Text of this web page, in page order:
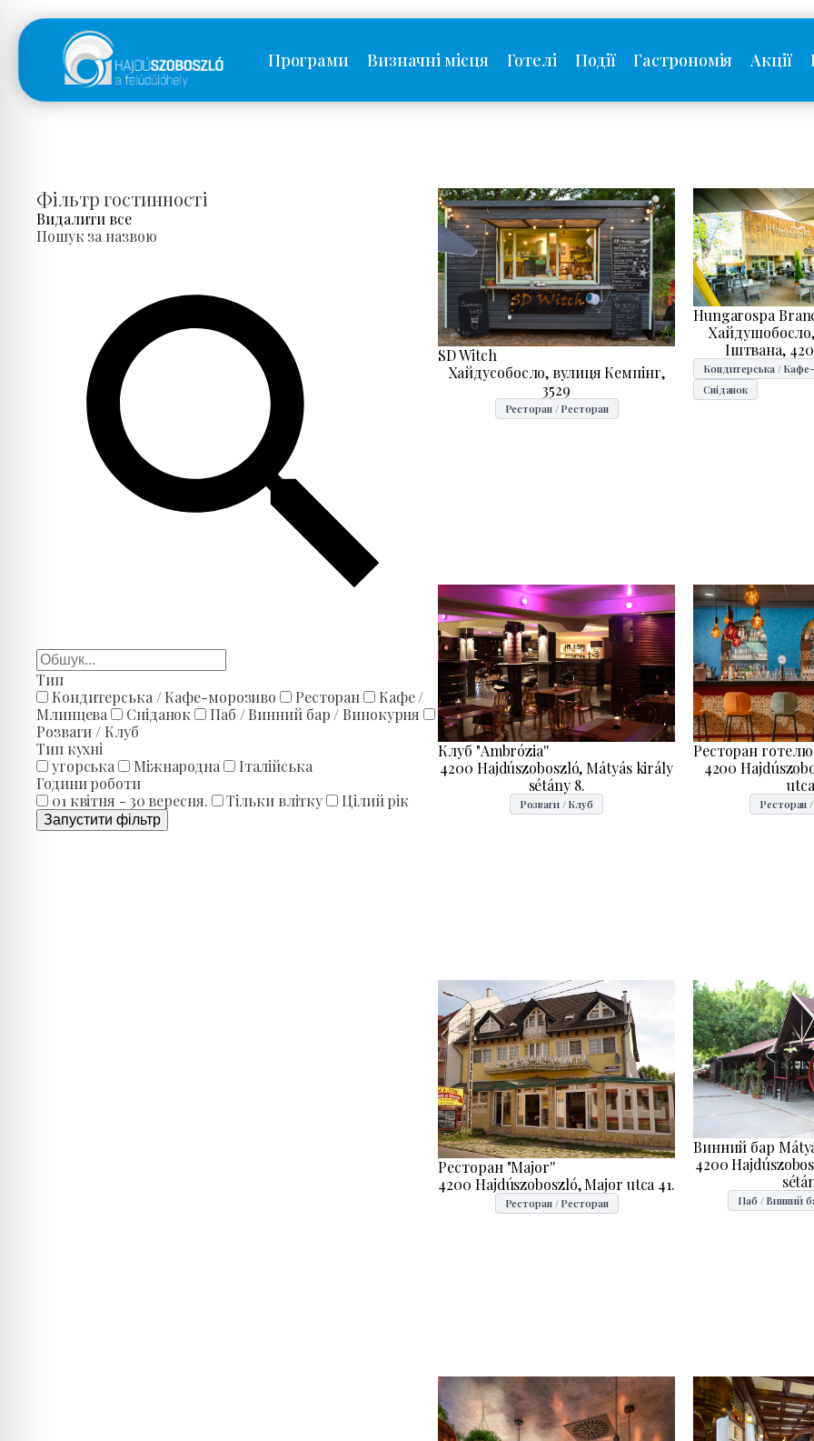
Програми Визначні місця Готелі Події Гастрономія Акції
Фільтр гостинності
Видалити все
Пошук за назвою
Тип
Кондитерська / Кафе-морозиво
Ресторан
Кафе /
Млинцева
Сніданок
Паб / Винний бар / Винокурня
Розваги / Клуб
Тип кухні
угорська
Міжнародна
Італійська
Години роботи
01 квітня - 30 вересня.
Тільки влітку Цілий рік
Запустити фільтр
SD Witch
Хайдусобосло, вулиця Кемпінг,
3529
Ресторан / Ресторан
Hungarospa
Іштвана,
Кондитерська /
Сніданок
Клуб "Ambrózia''
4200 Hajdúszoboszló, Mátyás király
sétány 8.
Розваги / Клуб
Ресторан
4200
Ресторан
Ресторан "Major''
4200 Hajdúszoboszló, Major utca 41.
Ресторан / Ресторан
Винний бар
4200
Паб / Винний